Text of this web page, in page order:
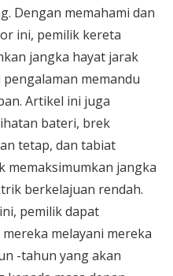
Dengan memahami dan
ini, pemilik kereta
jangka hayat jarak
memandu
Artikel ini juga
bateri, brek
tetap, dan tabiat
memaksimumkan jangka
berkelajuan rendah.
pemilik dapat
melayani mereka
-tahun yang akan